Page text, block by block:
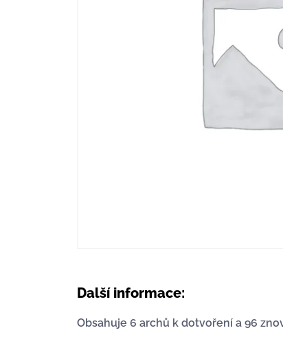
Další informace:
Obsahuje 6 archů k dotvoření a 96